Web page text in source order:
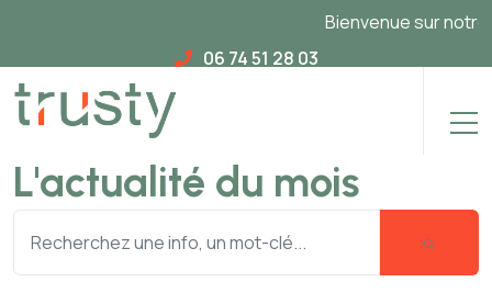
Bienvenue sur notre
06 74 51 28 03
L'actualité du mois